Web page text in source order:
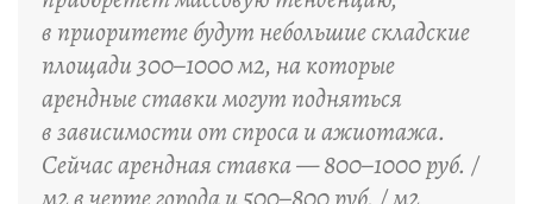
в приоритете будут небольшие складские
площади 300–1000 м2, на которые
арендные ставки могут подняться
в зависимости от спроса и ажиотажа.
Сейчас арендная ставка — 800–1000 руб. /